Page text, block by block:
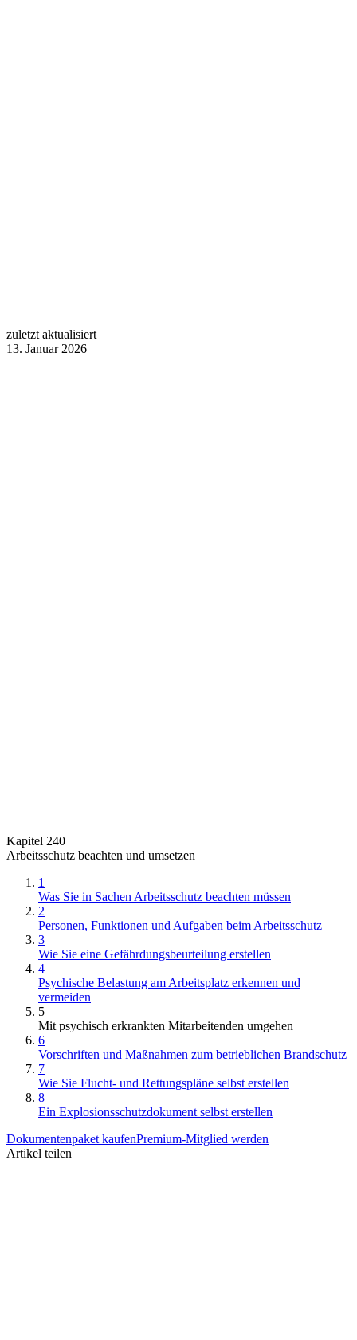
zuletzt aktualisiert
13. Januar 2026
Kapitel 240
Arbeitsschutz beachten und umsetzen
1
Was Sie in Sachen Arbeitsschutz beachten müssen
2
Personen, Funktionen und Aufgaben beim Arbeitsschutz
3
Wie Sie eine Gefährdungsbeurteilung erstellen
4
Psychische Belastung am Arbeitsplatz erkennen und
vermeiden
5
Mit psychisch erkrankten Mitarbeitenden umgehen
6
Vorschriften und Maßnahmen zum betrieblichen Brandschutz
7
Wie Sie Flucht- und Rettungspläne selbst erstellen
8
Ein Explosionsschutzdokument selbst erstellen
Dokumentenpaket kaufenPremium-Mitglied werden
Artikel teilen